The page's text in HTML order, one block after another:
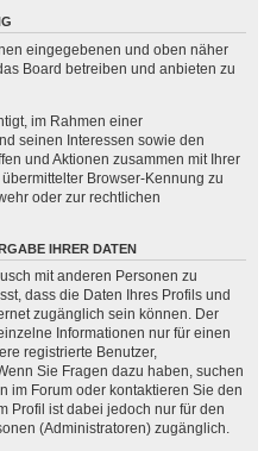
eingegebenen und oben näher
Board betreiben und anbieten zu
im Rahmen einer
seinen Interessen sowie den
und Aktionen zusammen mit Ihrer
Browser-Kennung zu
oder zur rechtlichen
IHRER DATEN
mit anderen Personen zu
dass die Daten Ihres Profils und
zugänglich sein können. Der
Informationen nur für einen
registrierte Benutzer,
Sie Fragen dazu haben, suchen
im Forum oder kontaktieren Sie den
Profil ist dabei jedoch nur für den
(Administratoren) zugänglich.